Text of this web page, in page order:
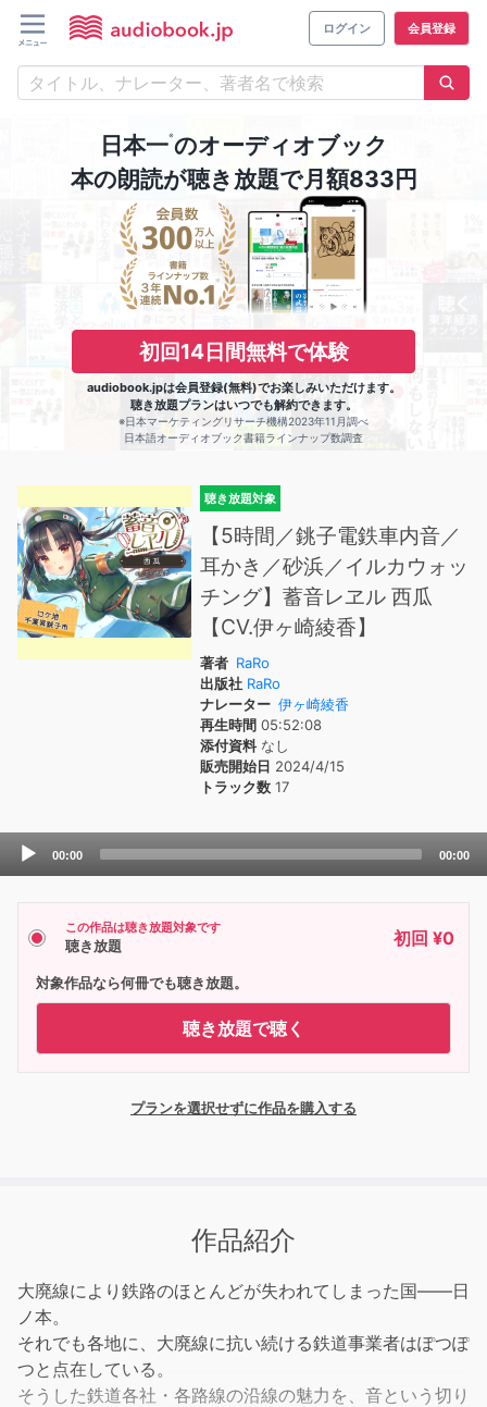
ログイン 会員登録
日本一※のオーディオブック
本の朗読が聴き放題で月額833円
初回14日間無料で体験
audiobook.jpは会員登録(無料)でお楽しみいただけます。
聴き放題プランはいつでも解約できます。
※日本マーケティングリサーチ機構2023年11月調べ
日本語オーディオブック書籍ラインナップ数調査
聴き放題対象
【5時間／銚子電鉄車内音／
耳かき／砂浜／イルカウォッ
チング】蓄音レヱル 西瓜
【CV.伊ヶ崎綾香】
著者 RaRo
出版社 RaRo
ナレーター 伊ヶ崎綾香
再生時間 05:52:08
添付資料なし
販売開始日 2024/4/15
トラック数 17
Audio
00:00 00:00
この作品は聴き放題対象です
聴き放題 初回 ¥0
対象作品なら何冊でも聴き放題。
聴き放題で聴く
プランを選択せずに作品を購入する
作品紹介
大廃線により鉄路のほとんどが失われてしまった国――日
ノ本。
それでも各地に、大廃線に抗い続ける鉄道事業者はぽつぽ
つと点在している。
そうした鉄道各社・各路線の沿線の魅力を、音という切り